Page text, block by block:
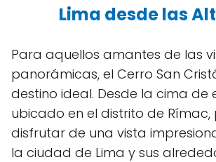
Lima desde las
Para aquellos amantes de las
panorámicas, el Cerro San
destino ideal. Desde la cima de
ubicado en el distrito de
disfrutar de una vista
la ciudad de Lima y sus